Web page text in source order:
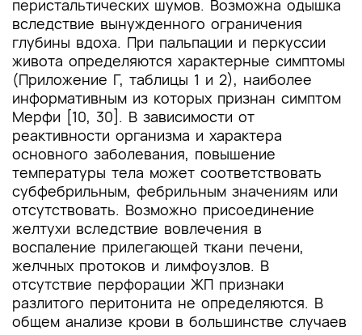
перистальтических шумов. Возможна одышка
вследствие вынужденного ограничения
глубины вдоха. При пальпации и перкуссии
живота определяются характерные симптомы
(Приложение Г, таблицы 1 и 2), наиболее
информативным из которых признан симптом
Мерфи [10, 30]. В зависимости от
реактивности организма и характера
основного заболевания, повышение
температуры тела может соответствовать
субфебрильным, фебрильным значениям или
отсутствовать. Возможно присоединение
желтухи вследствие вовлечения в
воспаление прилегающей ткани печени,
желчных протоков и лимфоузлов. В
отсутствие перфорации ЖП признаки
разлитого перитонита не определяются. В
общем анализе крови в большинстве случаев